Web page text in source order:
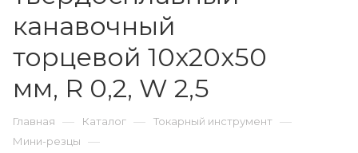
канавочный
торцевой 10x20x50
мм, R 0,2, W 2,5
Главная — Каталог — Токарный инструмент —
Мини-резцы —